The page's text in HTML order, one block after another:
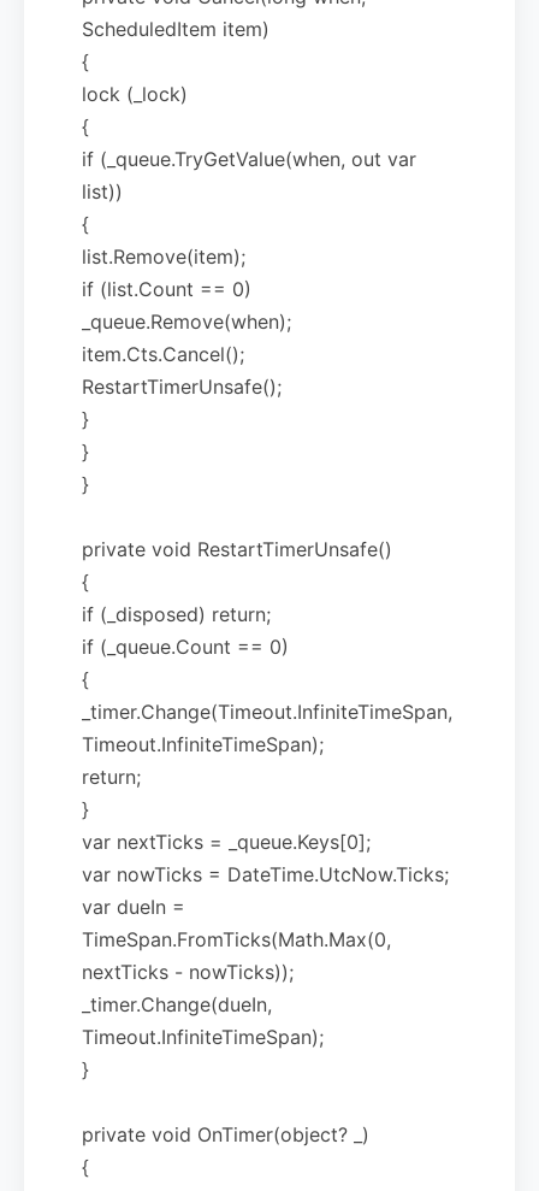
ScheduledItem item)
{
lock (_lock)
{
if (_queue.TryGetValue(when, out var
list))
{
list.Remove(item);
if (list.Count == 0)
_queue.Remove(when);
item.Cts.Cancel();
RestartTimerUnsafe();
}
}
}
private void RestartTimerUnsafe()
{
if (_disposed) return;
if (_queue.Count == 0)
{
_timer.Change(Timeout.InfiniteTimeSpan,
Timeout.InfiniteTimeSpan);
return;
}
var nextTicks = _queue.Keys[0];
var nowTicks = DateTime.UtcNow.Ticks;
var dueIn =
TimeSpan.FromTicks(Math.Max(0,
nextTicks - nowTicks));
_timer.Change(dueIn,
Timeout.InfiniteTimeSpan);
}
private void OnTimer(object? _)
{